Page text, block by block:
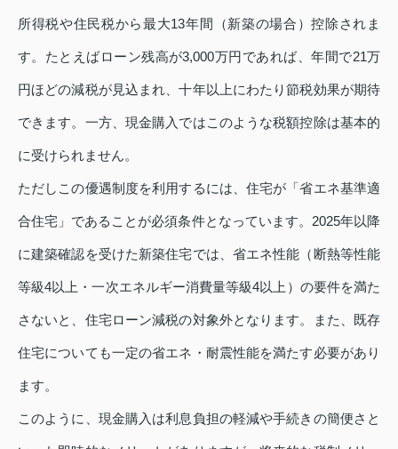
所得税や住民税から最大13年間（新築の場合）控除されま
す。たとえばローン残高が3,000万円であれば、年間で21万
円ほどの減税が見込まれ、十年以上にわたり節税効果が期待
できます。一方、現金購入ではこのような税額控除は基本的
に受けられません。
ただしこの優遇制度を利用するには、住宅が「省エネ基準適
合住宅」であることが必須条件となっています。2025年以降
に建築確認を受けた新築住宅では、省エネ性能（断熱等性能
等級4以上・一次エネルギー消費量等級4以上）の要件を満た
さないと、住宅ローン減税の対象外となります。また、既存
住宅についても一定の省エネ・耐震性能を満たす必要があり
ます。
このように、現金購入は利息負担の軽減や手続きの簡便さと